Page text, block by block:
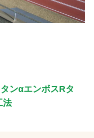
ンαエンボスRタ
法